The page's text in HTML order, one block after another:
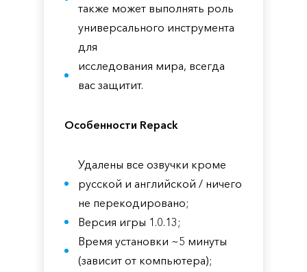
также может выполнять роль
универсального инструмента
для
исследования мира, всегда
вас защитит.
Особенности Repack
Удалены все озвучки кроме
русской и английской / ничего
не перекодировано;
Версия игры 1.0.13;
Время установки ~5 минуты
(зависит от компьютера);